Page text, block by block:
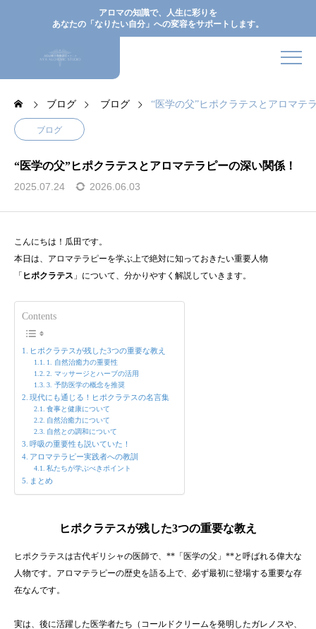
アロマの知識で、人生に彩りを
あなたの「なりたい自分」への変容をサポートします。
ブログ ブログ “医学の父”ヒポクラテスとアロマテ
ブログ
“医学の父”ヒポクラテスとアロマテラピーの深い関係！
2025.07.24 2026.06.03
こんにちは！瓜田です。
本日は、アロマテラピーを学ぶ上で絶対に知っておきたい重要人物
「 ヒポクラテス 」について、分かりやすく解説していきます。
Contents
ヒポクラテスが残した3つの重要な教え
1. 自然治癒力の重要性
2. マッサージとハーブの活用
3. 予防医学の概念を推奨
現代にも通じる！ヒポクラテスの名言集
食事と健康について
自然治癒力について
自然との調和について
呼吸の重要性も説いていた！
アロマテラピー実践者への教訓
私たちが学ぶべきポイント
まとめ
ヒポクラテスが残した3つの重要な教え
ヒポクラテスは古代ギリシャの医師で、**「医学の父」**と呼ばれる偉大な
人物です。アロマテラピーの歴史を語る上で、必ず最初に登場する重要な存
在なんです。
実は、後に活躍した医学者たち（コールドクリームを発明したガレノスや、